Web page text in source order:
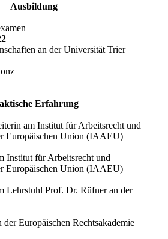
Ausbildung
an der Universität Trier
Erfahrung
am Institut für Arbeitsrecht und
Europäischen Union (IAAEU)
Institut für Arbeitsrecht und
Europäischen Union (IAAEU)
Lehrstuhl Prof. Dr. Rüfner an der
Europäischen Rechtsakademie